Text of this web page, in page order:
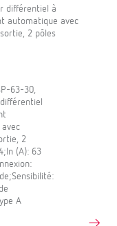
différentiel à
automatique avec
2 pôles
63-30,
2
(A): 63
A